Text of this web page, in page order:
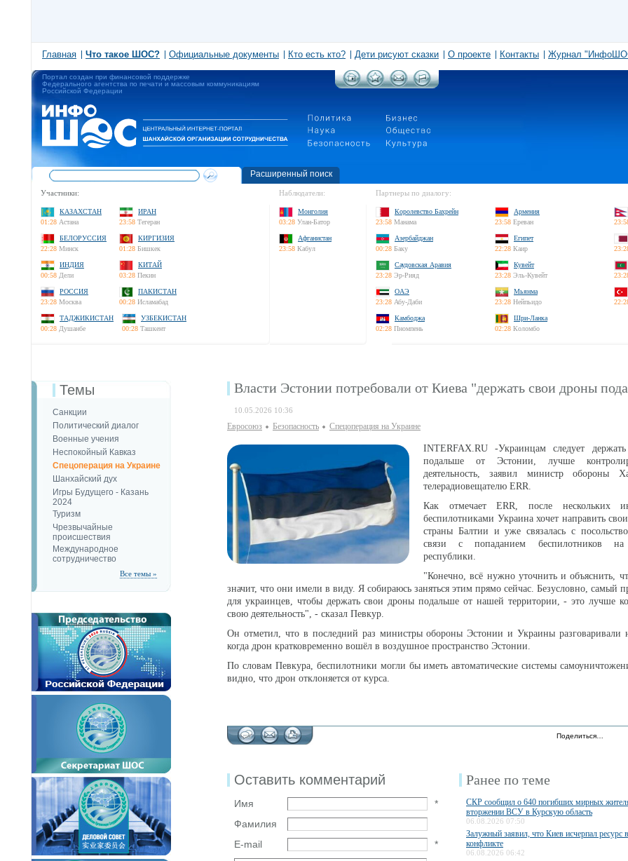
Главная Что такое ШОС? Официальные документы Кто есть кто? Дети рисуют сказки О проекте Контакты Журнал
Портал создан при финансовой поддержке
Федерального агентства по печати и массовым коммуникациям
Российской Федерации
Расширенный поиск
Участники:
КАЗАХСТАН
01:28 Астана
ИРАН
23:58 Тегеран
БЕЛОРУССИЯ
22:28 Минск
КИРГИЗИЯ
01:28 Бишкек
ИНДИЯ
00:58 Дели
КИТАЙ
03:28 Пекин
РОССИЯ
23:28 Москва
ПАКИСТАН
00:28 Исламабад
ТАДЖИКИСТАН
00:28 Душанбе
УЗБЕКИСТАН
00:28 Ташкент
Наблюдатели:
Монголия
03:28 Улан-Батор
Афганистан
23:58 Кабул
Партнеры по диалогу:
Королевство Бахрейн
23:58 Манама
Армения
23:58 Ереван
Азербайджан
00:28 Баку
Египет
22:28 Каир
Саудовская Аравия
23:28 Эр-Рияд
Кувейт
23:28 Эль-Кувейт
ОАЭ
23:28 Абу-Даби
Мьянма
23:28 Нейпьидо
Камбоджа
02:28 Пномпень
Шри-Ланка
02:28 Коломбо
Темы
Санкции
Политический диалог
Военные учения
Неспокойный Кавказ
Спецоперация на Украине
Шанхайский дух
Игры Будущего - Казань
2024
Туризм
Чрезвычайные
происшествия
Международное
сотрудничество
Все темы »
Власти Эстонии потребовали от Киева "держать свои дроны
10.05.2026 10:36
Евросоюз Безопаcность Спецоперация на Украине
INTERFAX.RU -Украинцам следует
подальше от Эстонии, лучше
деятельность, заявил министр обороны
телерадиовещателю ERR.
Как отмечает ERR, после нескольких
беспилотниками Украина хочет направить
страны Балтии и уже связалась с
связи с попаданием беспилотников на
республики.
"Конечно, всё нужно уточнить и объяснить,
значит, что они имели в виду. Я собираюсь заняться этим прямо сейчас. Безусловно, самый
для украинцев, чтобы держать свои дроны подальше от нашей территории, - это лучше
свою деятельность", - сказал Певкур.
Он отметил, что в последний раз министры обороны Эстонии и Украины разговаривали
когда дрон кратковременно вошёл в воздушное пространство Эстонии.
По словам Певкура, беспилотники могли бы иметь автоматические системы
видно, что дрон отклоняется от курса.
Поделиться…
Оставить комментарий
Имя
*
Фамилия
E-mail
*
Ранее по теме
СКР сообщил о 640 погибших мирных
вторжении ВСУ в Курскую область
06.08.2026 07:50
Залужный заявил, что Киев исчерпал ресурс
конфликте
06.08.2026 06:42